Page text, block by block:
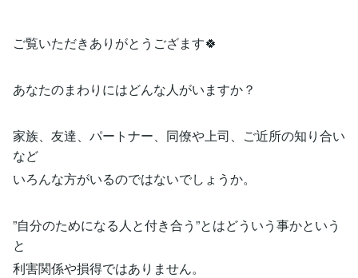
ご覧いただきありがとうござます🍀
あなたのまわりにはどんな人がいますか？
家族、友達、パートナー、同僚や上司、ご近所の知り合い
など
いろんな方がいるのではないでしょうか。
”自分のためになる人と付き合う”とはどういう事かという
と
利害関係や損得ではありません。